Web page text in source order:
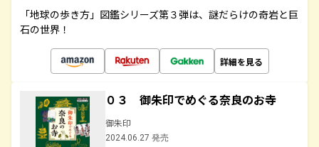
「地球の歩き方」図鑑シリーズ第３弾は、謎だらけの奇岩と巨
石の世界！
詳細を見る
０３ 御朱印でめぐる奈良のお寺
御朱印
2024.06.27 発売